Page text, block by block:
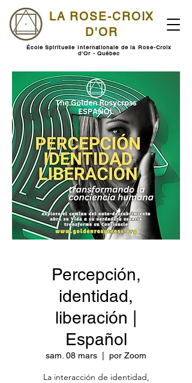
LA ROSE-CROIX
D'OR
École Spirituelle Internationale de la Rose-Croix
d'Or - Québec
Percepción,
identidad,
liberación |
Español
sam. 08 mars por Zoom
La interacción de identidad,